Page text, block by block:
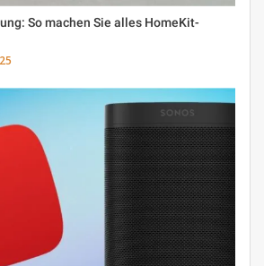
So machen Sie alles HomeKit-